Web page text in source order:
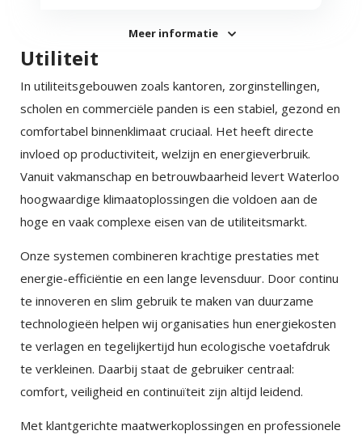
Meer informatie
Utiliteit
In utiliteitsgebouwen zoals kantoren, zorginstellingen,
scholen en commerciële panden is een stabiel, gezond en
comfortabel binnenklimaat cruciaal. Het heeft directe
invloed op productiviteit, welzijn en energieverbruik.
Vanuit vakmanschap en betrouwbaarheid levert Waterloo
hoogwaardige klimaatoplossingen die voldoen aan de
hoge en vaak complexe eisen van de utiliteitsmarkt.
Onze systemen combineren krachtige prestaties met
energie-efficiëntie en een lange levensduur. Door continu
te innoveren en slim gebruik te maken van duurzame
technologieën helpen wij organisaties hun energiekosten
te verlagen en tegelijkertijd hun ecologische voetafdruk
te verkleinen. Daarbij staat de gebruiker centraal:
comfort, veiligheid en continuïteit zijn altijd leidend.
Met klantgerichte maatwerkoplossingen en professionele